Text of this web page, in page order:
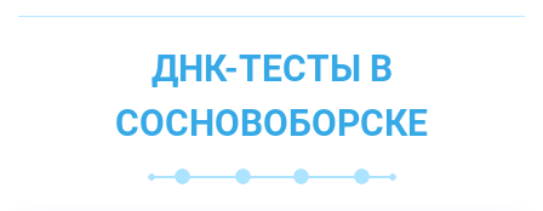
ДНК-ТЕСТЫ В
СОСНОВОБОРСКЕ